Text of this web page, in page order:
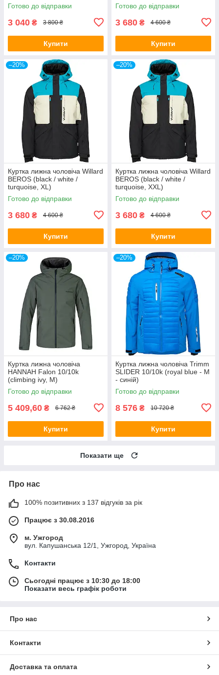
Готово до відправки
3 040 ₴ 3 800 ₴
Купити
Готово до відправки
3 680 ₴ 4 600 ₴
Купити
–20%
Куртка лижна чоловіча Willard
BEROS (black / white /
turquoise, XL)
Готово до відправки
3 680 ₴ 4 600 ₴
Купити
–20%
Куртка лижна чоловіча Willard
BEROS (black / white /
turquoise, XXL)
Готово до відправки
3 680 ₴ 4 600 ₴
Купити
–20%
Куртка лижна чоловіча
HANNAH Falon 10/10k
(climbing ivy, M)
Готово до відправки
5 409,60 ₴ 6 762 ₴
Купити
–20%
Куртка лижна чоловіча Trimm
SLIDER 10/10k (royal blue - M
- синій)
Готово до відправки
8 576 ₴ 10 720 ₴
Купити
Показати ще
Про нас
100% позитивних з 137 відгуків за рік
Працює з 30.08.2016
м. Ужгород
вул. Капушанська 12/1, Ужгород, Україна
Контакти
Сьогодні працює з 10:30 до 18:00
Показати весь графік роботи
Про нас
Контакти
Доставка та оплата